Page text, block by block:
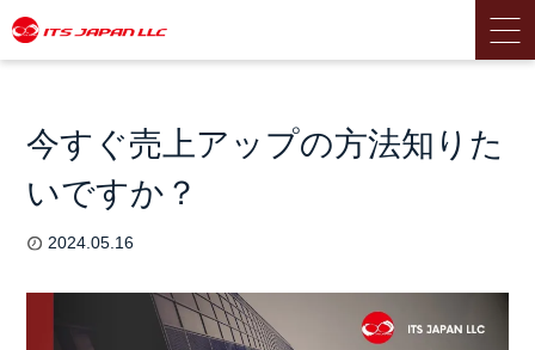
今すぐ売上アップの方法知りた
いですか？
2024.05.16